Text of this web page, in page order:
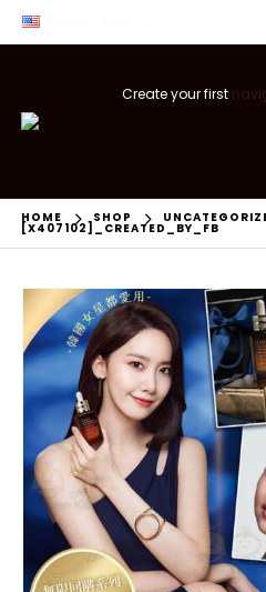
Create your first
HOME SHOP
[X407102]_CREATED_BY_FB